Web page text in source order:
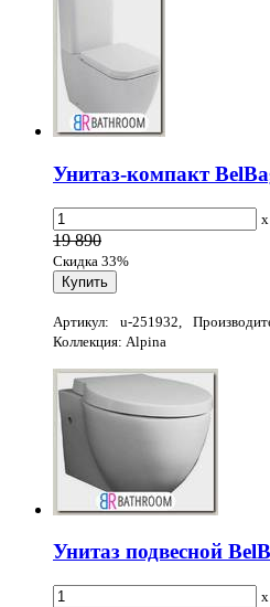
Унитаз-компакт
x
19 890
Скидка 33%
Артикул: u-251932,
Коллекция: Alpina
Унитаз подвесной
x